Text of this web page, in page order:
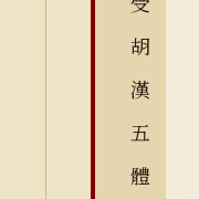
胡
漢
五
體